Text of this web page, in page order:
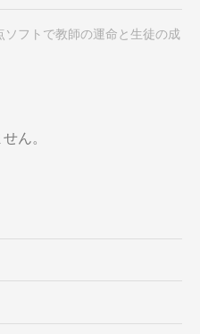
フトで教師の運命と生徒の成
ん。